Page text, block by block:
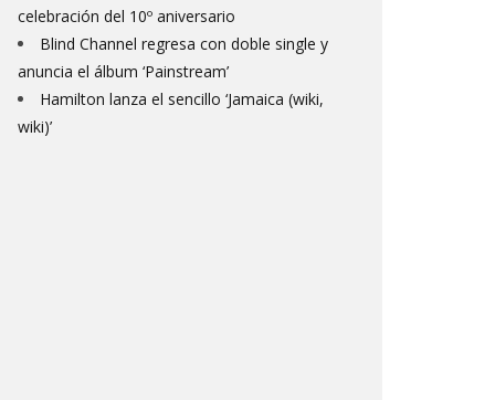
celebración del 10º aniversario
Blind Channel regresa con doble single y
anuncia el álbum ‘Painstream’
Hamilton lanza el sencillo ‘Jamaica (wiki,
wiki)’